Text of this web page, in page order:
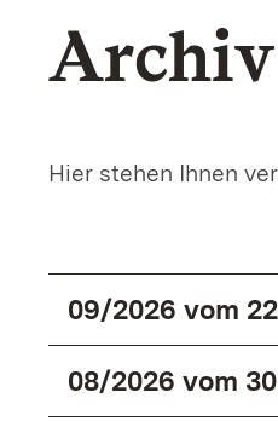
Archiv
Hier stehen Ihnen
09/2026 vom
08/2026 vom
Schutzkonzepte
Sucht